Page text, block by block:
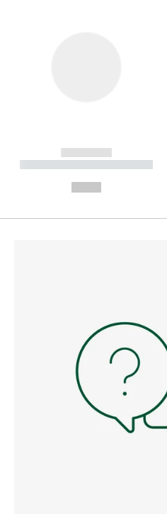
------------
----------- ----------- --------